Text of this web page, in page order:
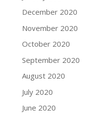
December 2020
November 2020
October 2020
September 2020
August 2020
July 2020
June 2020